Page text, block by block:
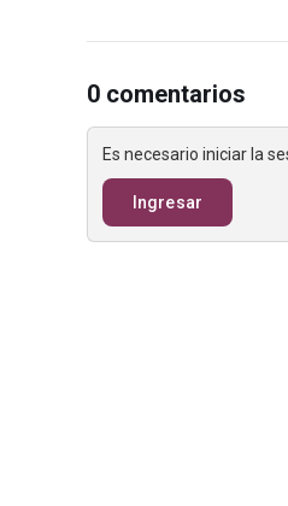
0 comentarios
Es necesario iniciar la
Ingresar